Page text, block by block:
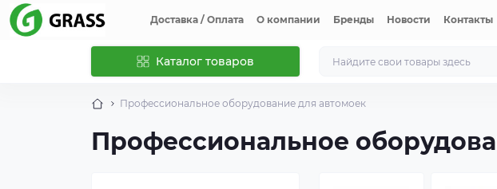
Доставка / Оплата О компании Бренды Новости Контакты
Каталог товаров
Профессиональное оборудование для автомоек
Профессиональное